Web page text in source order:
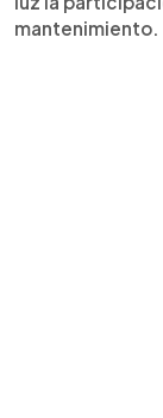
mantenimiento.